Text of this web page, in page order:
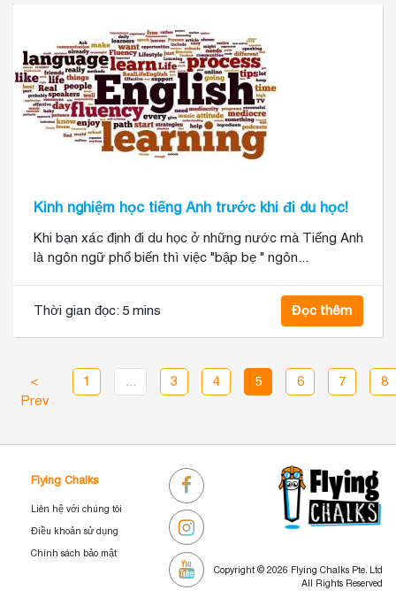
Kinh nghiệm học tiếng Anh trước khi đi du học!
Khi bạn xác định đi du học ở những nước mà Tiếng Anh
là ngôn ngữ phổ biến thì việc "bập bẹ " ngôn...
Thời gian đọc: 5 mins Đọc thêm
<
Prev
1 3 4 5 6 7 8
Flying Chalks
Liên hệ với chúng tôi
Điều khoản sử dụng
Chính sách bảo mật
Copyright © 2026 Flying Chalks Pte. Ltd
All Rights Reserved